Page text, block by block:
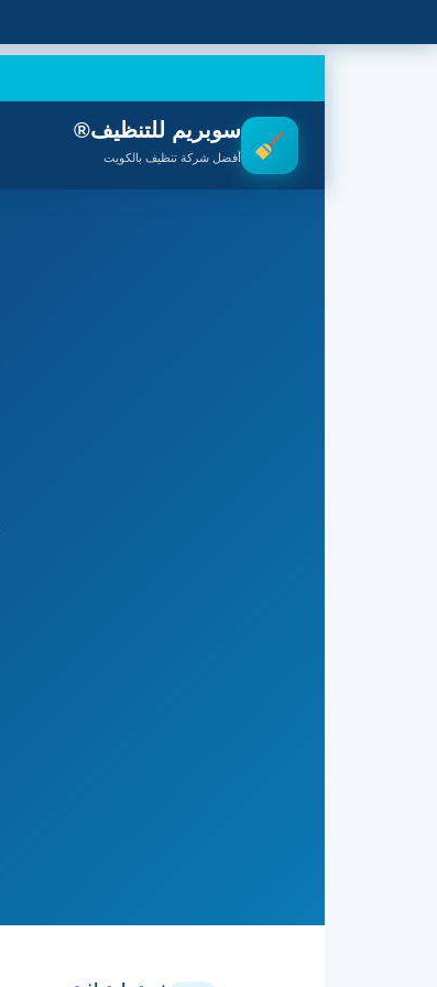
to
سوبريم للتنظيف®
أفضل شركة تنظيف بالكويت